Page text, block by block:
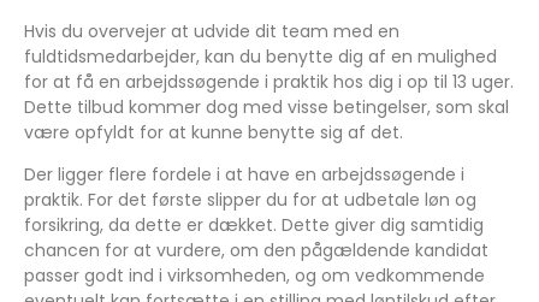
Hvis du overvejer at udvide dit team med en
fuldtidsmedarbejder, kan du benytte dig af en mulighed
for at få en arbejdssøgende i praktik hos dig i op til 13 uger.
Dette tilbud kommer dog med visse betingelser, som skal
være opfyldt for at kunne benytte sig af det.
Der ligger flere fordele i at have en arbejdssøgende i
praktik. For det første slipper du for at udbetale løn og
forsikring, da dette er dækket. Dette giver dig samtidig
chancen for at vurdere, om den pågældende kandidat
passer godt ind i virksomheden, og om vedkommende